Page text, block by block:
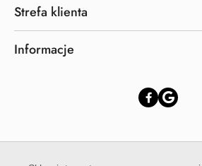
Strefa klienta
Informacje